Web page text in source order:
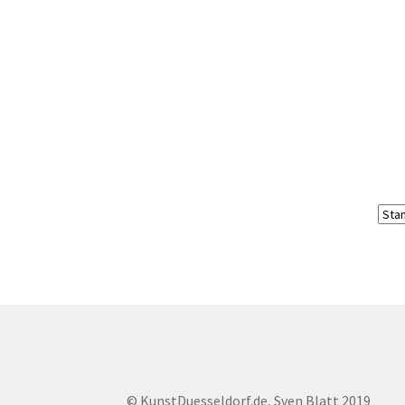
© KunstDuesseldorf.de, Sven Blatt 2019